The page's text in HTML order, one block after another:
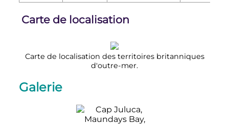
Carte de localisation
Carte de localisation des territoires britanniques
d'outre-mer.
Galerie